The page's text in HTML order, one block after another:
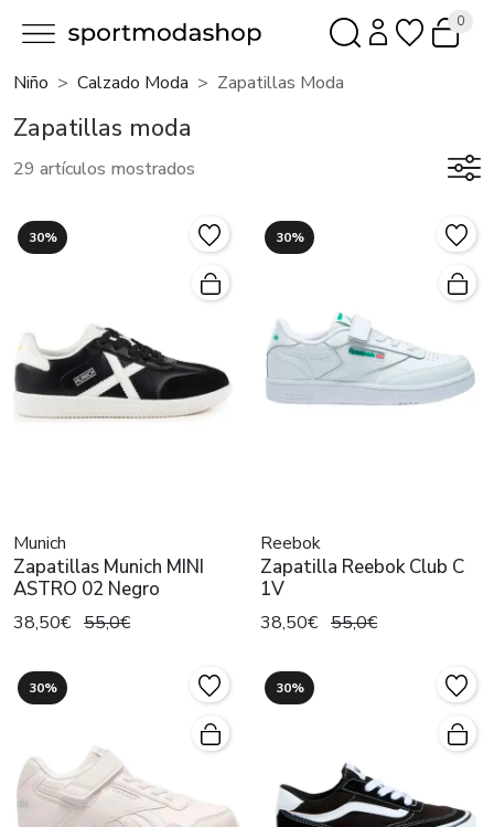
0
Niño Calzado Moda Zapatillas Moda
Zapatillas moda
29 artículos mostrados
30%
Munich
Zapatillas Munich MINI
ASTRO 02 Negro
38,50€ 55,0€
30%
Reebok
Zapatilla Reebok Club C
1V
38,50€ 55,0€
30% 30%